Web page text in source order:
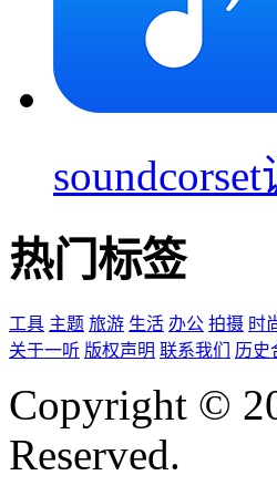
热门标签
工具 主题 旅游 生活 办公 拍摄 时
关于一听 版权声明 联系我们 历史
Copyright ©
Reserved.